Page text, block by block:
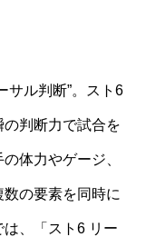
サル判断”。スト6
判断力で試合を
体力やゲージ、
の要素を同時に
、「スト6 リー